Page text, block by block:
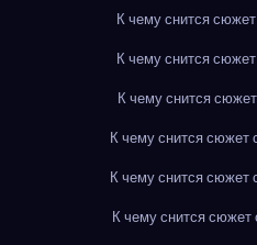
К чему снится
К чему снится
К чему снится
К чему снится сюжет
К чему снится сюжет
К чему снится сюжет